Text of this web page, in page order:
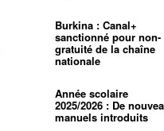
d’or
Croyance
religieuse
Entre
bricolage
mentale
01:12
mettra-t-
au
Burkina : Canal+
sanctionné pour non-
gratuité de la chaîne
nationale
Année scolaire
2025/2026 : De
manuels introduits